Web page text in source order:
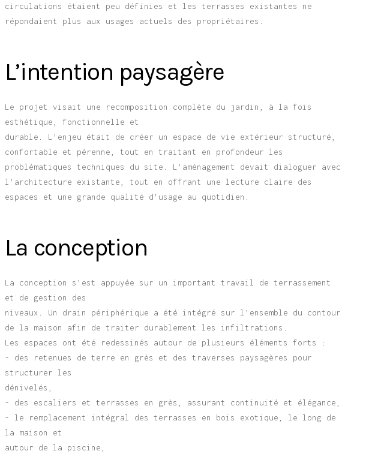
circulations étaient peu définies et les terrasses existantes ne
répondaient plus aux usages actuels des propriétaires.
L’intention paysagère
Le projet visait une recomposition complète du jardin, à la fois
esthétique, fonctionnelle et
durable. L’enjeu était de créer un espace de vie extérieur structuré,
confortable et pérenne, tout en traitant en profondeur les
problématiques techniques du site. L’aménagement devait dialoguer avec
l’architecture existante, tout en offrant une lecture claire des
espaces et une grande qualité d’usage au quotidien.
La conception
La conception s’est appuyée sur un important travail de terrassement
et de gestion des
niveaux. Un drain périphérique a été intégré sur l’ensemble du contour
de la maison afin de traiter durablement les infiltrations.
Les espaces ont été redessinés autour de plusieurs éléments forts :
- des retenues de terre en grès et des traverses paysagères pour
structurer les
dénivelés,
- des escaliers et terrasses en grès, assurant continuité et élégance,
- le remplacement intégral des terrasses en bois exotique, le long de
la maison et
autour de la piscine,